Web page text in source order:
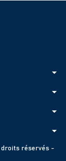
arrow_drop_down
arrow_drop_down
arrow_drop_down
arrow_drop_down
droits réservés -